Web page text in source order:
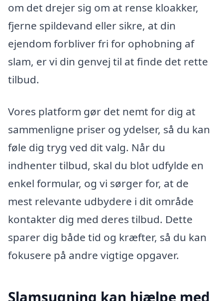
om det drejer sig om at rense kloakker,
fjerne spildevand eller sikre, at din
ejendom forbliver fri for ophobning af
slam, er vi din genvej til at finde det rette
tilbud.
Vores platform gør det nemt for dig at
sammenligne priser og ydelser, så du kan
føle dig tryg ved dit valg. Når du
indhenter tilbud, skal du blot udfylde en
enkel formular, og vi sørger for, at de
mest relevante udbydere i dit område
kontakter dig med deres tilbud. Dette
sparer dig både tid og kræfter, så du kan
fokusere på andre vigtige opgaver.
Slamsugning kan hjælpe med